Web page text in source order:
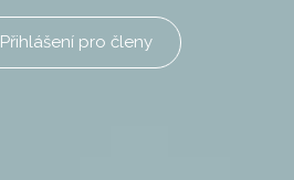
Přihlášení pro členy